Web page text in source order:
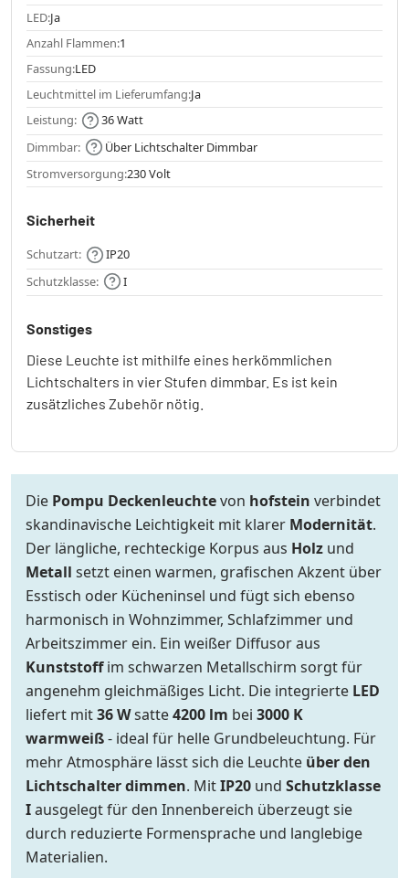
LED:Ja
Anzahl Flammen:1
Fassung:LED
Leuchtmittel im Lieferumfang:Ja
Leistung:
36 Watt
Dimmbar:
Über Lichtschalter Dimmbar
Stromversorgung:230 Volt
Sicherheit
Schutzart:
IP20
Schutzklasse:
I
Sonstiges
Diese Leuchte ist mithilfe eines herkömmlichen
Lichtschalters in vier Stufen dimmbar. Es ist kein
zusätzliches Zubehör nötig.
Die Pompu Deckenleuchtevon hofstein verbindet
skandinavische Leichtigkeit mit klarer Modernität.
Der längliche, rechteckige Korpus aus Holz und
Metall setzt einen warmen, grafischen Akzent über
Esstisch oder Kücheninsel und fügt sich ebenso
harmonisch in Wohnzimmer, Schlafzimmer und
Arbeitszimmer ein. Ein weißer Diffusor aus
Kunststoffim schwarzen Metallschirm sorgt für
angenehm gleichmäßiges Licht. Die integrierte LED
liefert mit36 Wsatte4200 lm bei 3000 K
warmweiß- ideal für helle Grundbeleuchtung. Für
mehr Atmosphäre lässt sich die Leuchte über den
Lichtschalter dimmen. MitIP20 und Schutzklasse
Iausgelegt für den Innenbereich überzeugt sie
durch reduzierte Formensprache und langlebige
Materialien.